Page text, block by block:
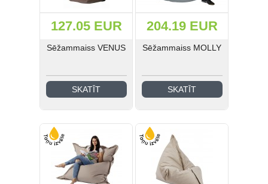
127.05 EUR
Sēžammaiss VENUS
SKATĪT
204.19 EUR
Sēžammaiss MOLLY
SKATĪT
Bērnudārza mēbeles (42)
Guļamistabas mēbeles (31)
EIS Katalogs (193)
Ielogoties